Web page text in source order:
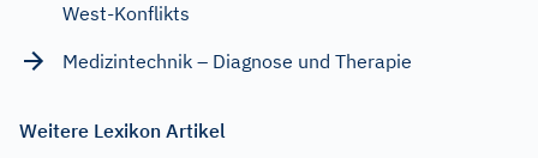
West-Konflikts
Medizintechnik – Diagnose und Therapie
Weitere Lexikon Artikel